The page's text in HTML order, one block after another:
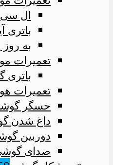
ال سی
باتری
به
تعمیرات
تعمیرات
حسگر
داغ شدن
دوربین
صدای